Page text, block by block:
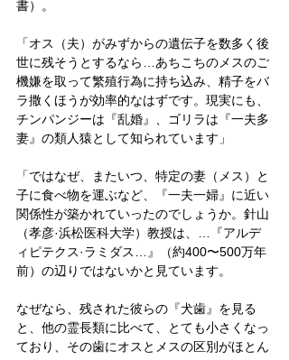
書）。
「オス（夫）がみずからの遺伝子を数多く後
世に残そうとするなら…あちこちのメスのご
機嫌を取って繁殖行為に持ち込み、精子をバ
ラ撒くほうが効率的なはずです。現実にも、
チンパンジーは『乱婚』、ゴリラは『一夫多
妻』の類人猿として知られています」
「ではなぜ、またいつ、特定の妻（メス）と
子に食べ物を運ぶなど、『一夫一婦』に近い
関係性が築かれていったのでしょうか。針山
（孝彦·浜松医科大学）教授は、…『アルデ
ィピテクス·ラミダス…』（約400〜500万年
前）の辺りではないかと見ています。
なぜなら、残された彼らの『犬歯』を見る
と、他の霊長類に比べて、とても小さくなっ
ており、その歯にオスとメスの区別がほとん